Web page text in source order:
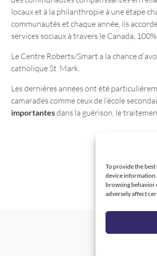
To provide the
device information.
browsing behavior
adversely affect
locaux et à la philanthropie à une étape
communautés et chaque année, ils
services sociaux à travers le Canada,
Le Centre Roberts/Smart a la chance
catholique St. Mark.
Les dernières années ont été
camarades comme ceux de l’école
importantesdans la guérison, le